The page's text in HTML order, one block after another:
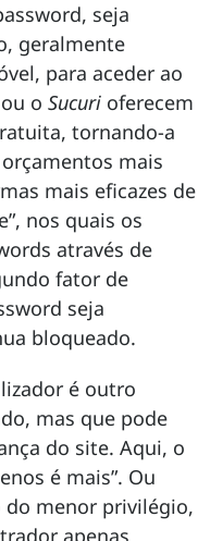
seja
geralmente
para aceder ao
ou o Sucuri oferecem
tornando-a
mais
mais eficazes de
nos quais os
através de
fator de
seja
bloqueado.
é outro
mas que pode
do site. Aqui, o
é mais”. Ou
do menor privilégio,
apenas